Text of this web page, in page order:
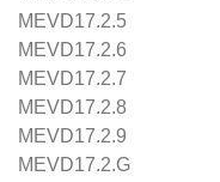
MEVD17.2.5
MEVD17.2.6
MEVD17.2.7
MEVD17.2.8
MEVD17.2.9
MEVD17.2.G